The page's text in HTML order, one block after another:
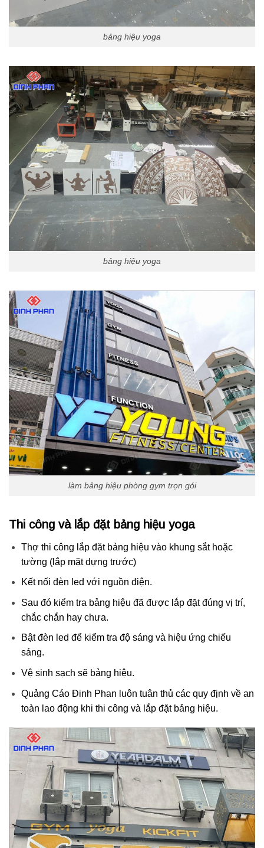
bảng hiệu yoga
bảng hiệu yoga
làm bảng hiệu phòng gym trọn gói
Thi công và lắp đặt bảng hiệu yoga
Thợ thi công lắp đặt bảng hiệu vào khung sắt hoặc
tường (lắp mặt dựng trước)
Kết nối đèn led với nguồn điện.
Sau đó kiểm tra bảng hiệu đã được lắp đặt đúng vị trí,
chắc chắn hay chưa.
Bật đèn led để kiểm tra độ sáng và hiệu ứng chiếu
sáng.
Vệ sinh sạch sẽ bảng hiệu.
Quảng Cáo Đinh Phan luôn tuân thủ các quy định về an
toàn lao động khi thi công và lắp đặt bảng hiệu.